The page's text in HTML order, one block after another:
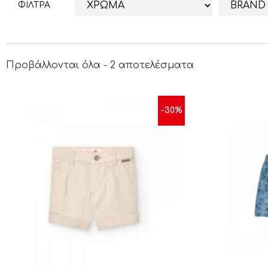
ΦΙΛΤΡΑ
Προβάλλονται όλα - 2 αποτελέσματα
-30%